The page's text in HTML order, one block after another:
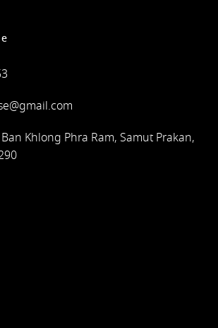
Khlong Phra Ram, Samut Prakan,